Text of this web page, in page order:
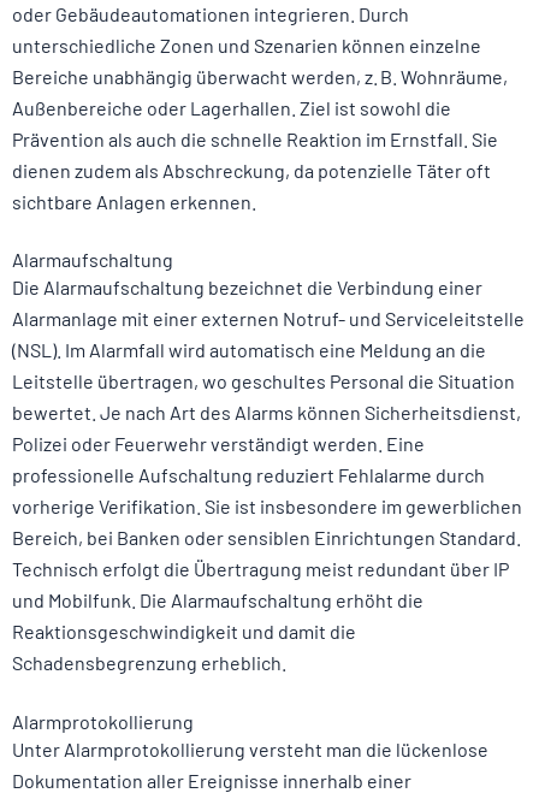
oder Gebäudeautomationen integrieren. Durch
unterschiedliche Zonen und Szenarien können einzelne
Bereiche unabhängig überwacht werden, z. B. Wohnräume,
Außenbereiche oder Lagerhallen. Ziel ist sowohl die
Prävention als auch die schnelle Reaktion im Ernstfall. Sie
dienen zudem als Abschreckung, da potenzielle Täter oft
sichtbare Anlagen erkennen.
Alarmaufschaltung
Die Alarmaufschaltung bezeichnet die Verbindung einer
Alarmanlage mit einer externen Notruf- und Serviceleitstelle
(NSL). Im Alarmfall wird automatisch eine Meldung an die
Leitstelle übertragen, wo geschultes Personal die Situation
bewertet. Je nach Art des Alarms können Sicherheitsdienst,
Polizei oder Feuerwehr verständigt werden. Eine
professionelle Aufschaltung reduziert Fehlalarme durch
vorherige Verifikation. Sie ist insbesondere im gewerblichen
Bereich, bei Banken oder sensiblen Einrichtungen Standard.
Technisch erfolgt die Übertragung meist redundant über IP
und Mobilfunk. Die Alarmaufschaltung erhöht die
Reaktionsgeschwindigkeit und damit die
Schadensbegrenzung erheblich.
Alarmprotokollierung
Unter Alarmprotokollierung versteht man die lückenlose
Dokumentation aller Ereignisse innerhalb einer